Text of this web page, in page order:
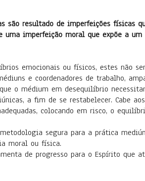
são resultado de imperfeições físicas
uma imperfeição moral que expõe a
ou físicos, estes não
e coordenadores de trabalho,
o médium em desequilíbrio
a fim de se restabelecer. Cabe
colocando em risco, o
segura para a prática
moral ou física.
progresso para o Espírito que